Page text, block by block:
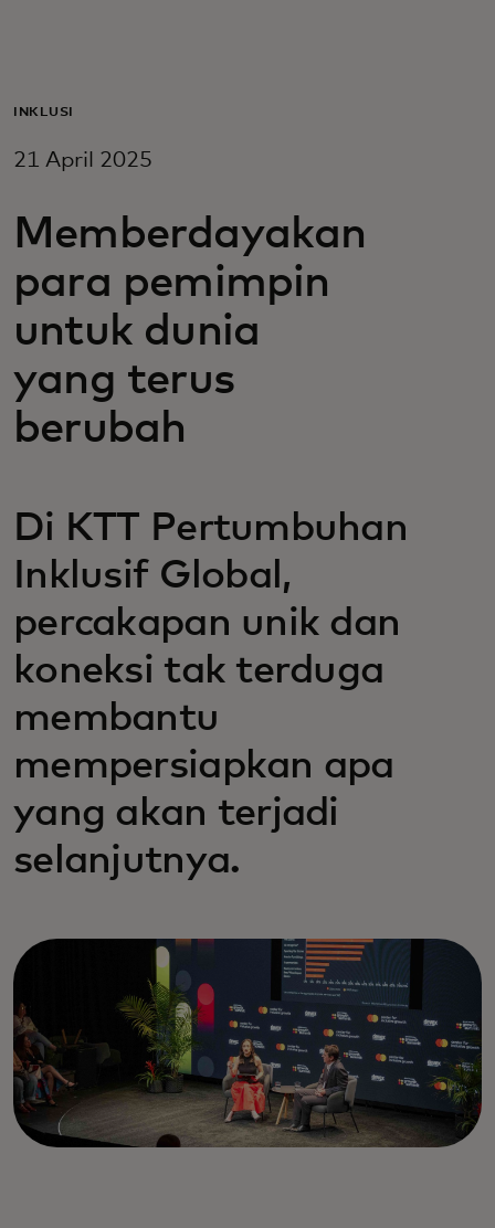
Untuk bisnis
Untuk inovator
Berita dan tren
INKLUSI
21 April 2025
Memberdayakan
para pemimpin
untuk dunia
yang terus
berubah
Di KTT Pertumbuhan
Inklusif Global,
percakapan unik dan
koneksi tak terduga
membantu
mempersiapkan apa
yang akan terjadi
selanjutnya.